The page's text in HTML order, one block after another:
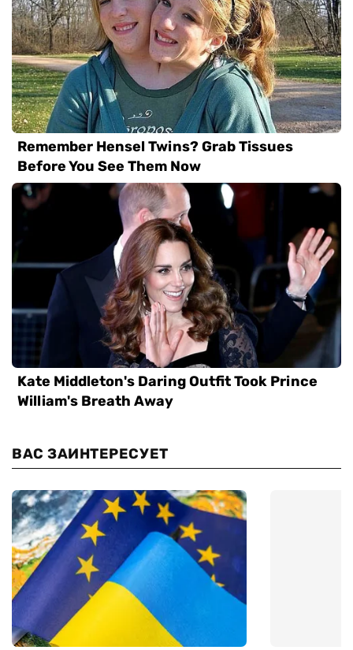
ВАС ЗАИНТЕРЕСУЕТ